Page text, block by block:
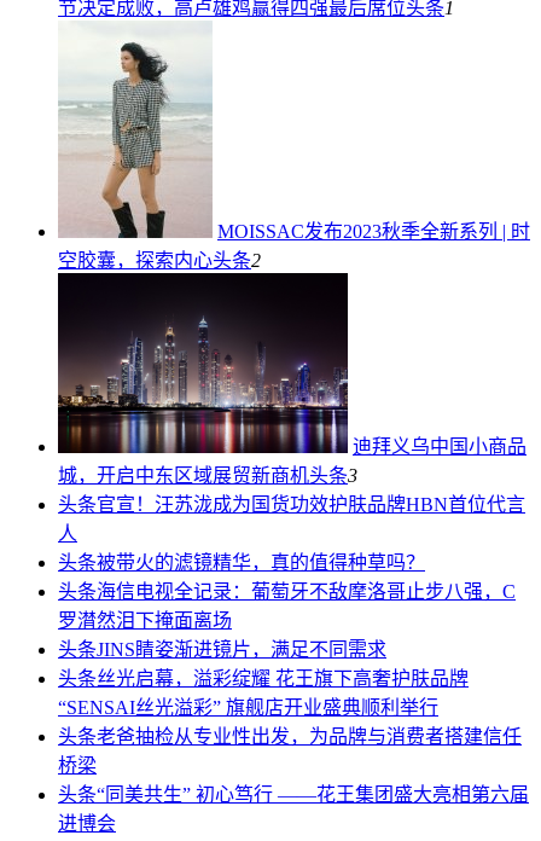
节决定成败，高卢雄鸡赢得四强最后席位头条1
MOISSAC发布2023秋季全新系列 | 时
空胶囊，探索内心头条2
迪拜义乌中国小商品
城，开启中东区域展贸新商机头条3
头条官宣！汪苏泷成为国货功效护肤品牌HBN首位代言
人
头条被带火的滤镜精华，真的值得种草吗？
头条海信电视全记录：葡萄牙不敌摩洛哥止步八强，C
罗潸然泪下掩面离场
头条JINS睛姿渐进镜片，满足不同需求
头条丝光启幕，溢彩绽耀 花王旗下高奢护肤品牌
“SENSAI丝光溢彩” 旗舰店开业盛典顺利举行
头条老爸抽检从专业性出发，为品牌与消费者搭建信任
桥梁
头条“同美共生” 初心笃行 ——花王集团盛大亮相第六届
进博会